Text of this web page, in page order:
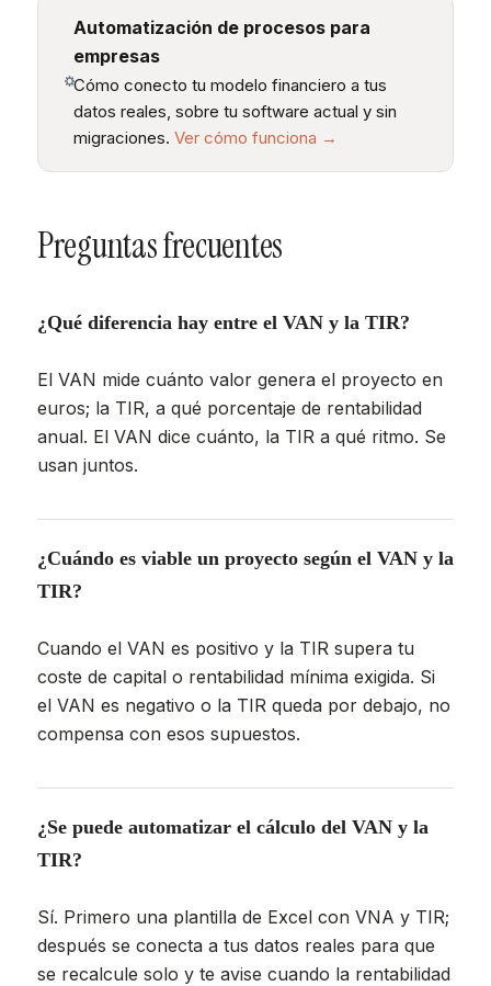
Automatización de procesos para
empresas
Cómo conecto tu modelo financiero a tus
datos reales, sobre tu software actual y sin
migraciones. Ver cómo funciona →
Preguntas frecuentes
¿Qué diferencia hay entre el VAN y la TIR?
El VAN mide cuánto valor genera el proyecto en
euros; la TIR, a qué porcentaje de rentabilidad
anual. El VAN dice cuánto, la TIR a qué ritmo. Se
usan juntos.
¿Cuándo es viable un proyecto según el VAN y la
TIR?
Cuando el VAN es positivo y la TIR supera tu
coste de capital o rentabilidad mínima exigida. Si
el VAN es negativo o la TIR queda por debajo, no
compensa con esos supuestos.
¿Se puede automatizar el cálculo del VAN y la
TIR?
Sí. Primero una plantilla de Excel con VNA y TIR;
después se conecta a tus datos reales para que
se recalcule solo y te avise cuando la rentabilidad